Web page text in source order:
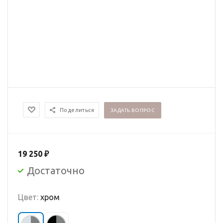
Поделиться ЗАДАТЬ ВОПРОС
Цвет: хром
19 250 ₽
Достаточно